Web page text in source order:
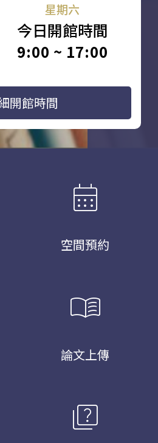
星期六
今日開館時間
9:00 ~ 17:00
開館時間
calendar_month
空間預約
menu_book
論文上傳
quiz